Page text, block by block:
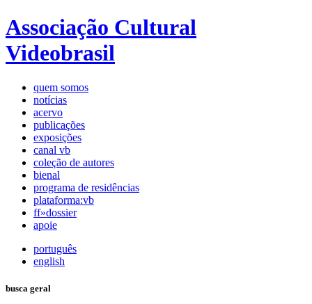
Associação Cultural
Videobrasil
quem somos
notícias
acervo
publicações
exposições
canal vb
coleção de autores
bienal
programa de residências
plataforma:vb
ff»dossier
apoie
português
english
busca geral